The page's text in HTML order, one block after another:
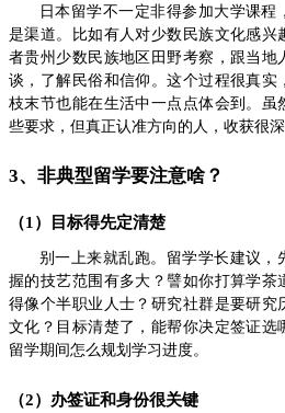
日本留学不一定非得参加大学课
是渠道。比如有人对少数民族文化感兴
者贵州少数民族地区田野考察，跟当地
谈，了解民俗和信仰。这个过程很真实
枝末节也能在生活中一点点体会到。虽
些要求，但真正认准方向的人，收获很深
3、非典型留学要注意啥？
（1）目标得先定清楚
别一上来就乱跑。留学学长建议，
握的技艺范围有多大？譬如你打算学茶
得像个半职业人士？研究社群是要研究
文化？目标清楚了，能帮你决定签证选
留学期间怎么规划学习进度。
（2）办签证和身份很关键